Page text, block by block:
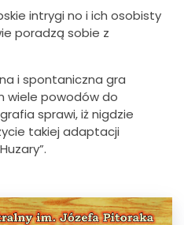
intrygi no i ich osobisty
poradzą sobie z
i spontaniczna gra
wiele powodów do
sprawi, iż nigdzie
takiej adaptacji